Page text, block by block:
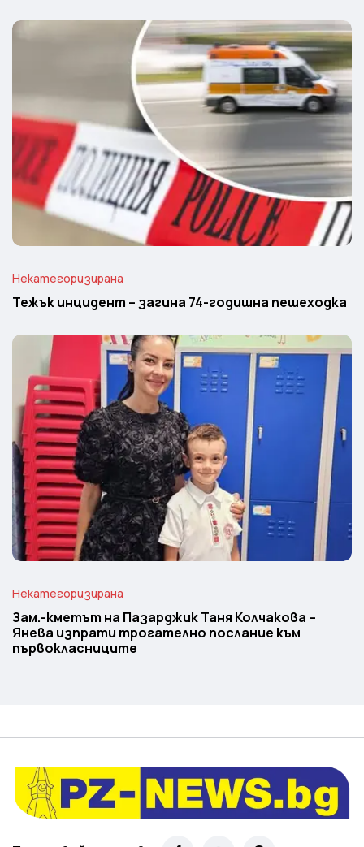
Некатегоризирана
Тежък инцидент – загина 74-годишна пешеходка
Некатегоризирана
Зам.-кметът на Пазарджик Таня Колчакова –
Янева изпрати трогателно послание към
първокласниците